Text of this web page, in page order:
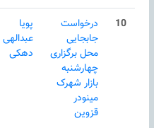
10
درخواست
جابجایی
محل برگزاری
چهارشنبه‌
بازار شهرک
مینودر
قزوین
پویا
عبدالهی
دهکی